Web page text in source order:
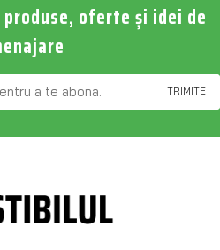
oferte și idei de